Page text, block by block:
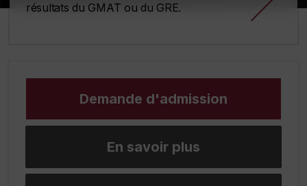
résultats du GMAT ou du GRE.
Demande d'admission
En savoir plus